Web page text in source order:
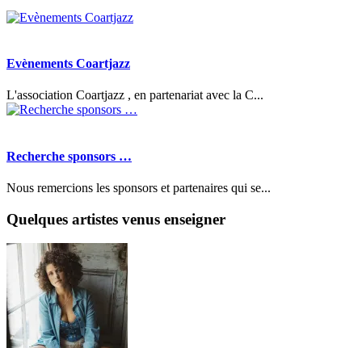
Evènements Coartjazz
L'association Coartjazz , en partenariat avec la C...
Recherche sponsors …
Nous remercions les sponsors et partenaires qui se...
Quelques artistes venus enseigner